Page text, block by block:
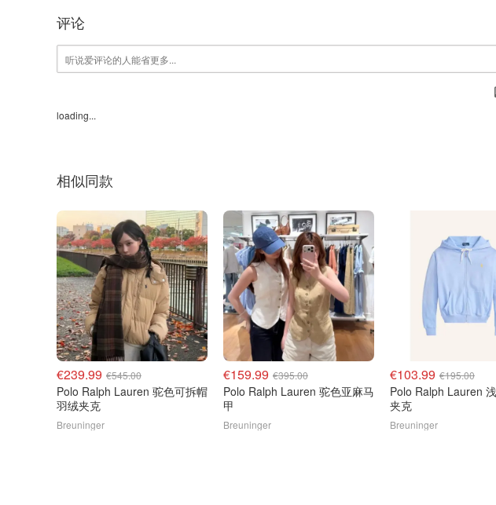
评论
loading...
相似同款
€239.99 €545.00
Polo Ralph Lauren 驼色可拆帽
羽绒夹克
Breuninger
€159.99 €395.00
Polo Ralph Lauren 驼色亚麻马
甲
Breuninger
€103.99 €195.00
Polo Ralph Lauren
夹克
Breuninger